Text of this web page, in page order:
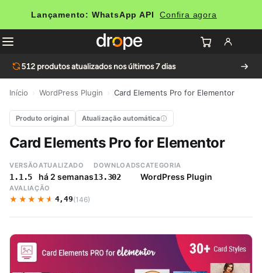
Lançamento: WhatsApp API Confira agora
512 produtos atualizados nos últimos 7 dias
Início WordPress Plugin Card Elements Pro for Elementor
Produto original Atualização automática
Card Elements Pro for Elementor
VERSÃO
1.1.5
ATUALIZADO
há 2 semanas
DOWNLOADS
13.302
CATEGORIA
WordPress Plugin
AVALIAÇÃO
★★★★★
★★★★★ 4,49(146)